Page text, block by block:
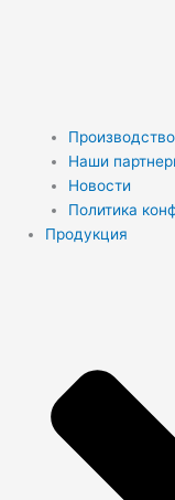
Производство
Наши
Новости
Политика
Продукция